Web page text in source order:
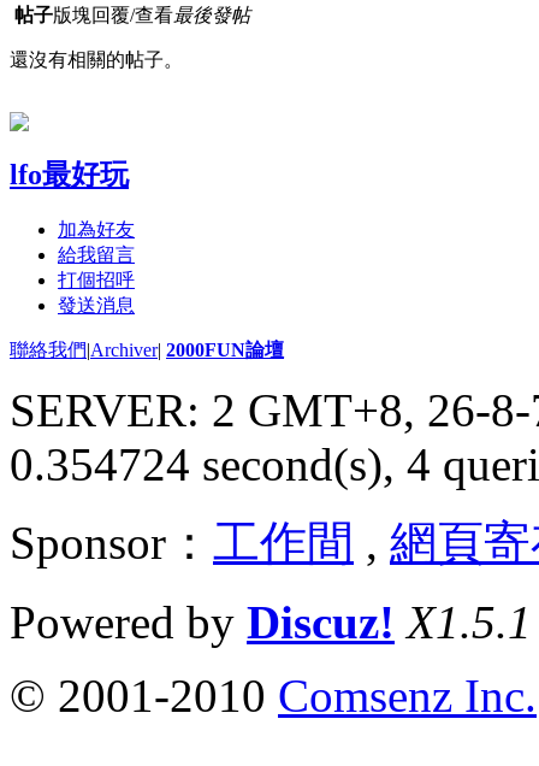
帖子版塊回覆/查看最後發帖
還沒有相關的帖子。
lfo最好玩
加為好友
給我留言
打個招呼
發送消息
聯絡我們|Archiver| 2000FUN論壇
SERVER: 2 GMT+8, 26-
0.354724 second(s), 4
Sponsor： 工作間 , 網頁
Powered by Discuz! X1.5.1
© 2001-2010 Comsenz Inc.